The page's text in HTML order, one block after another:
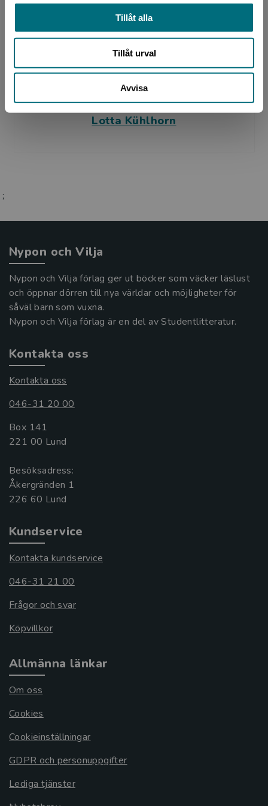
Tillåt alla
Tillåt urval
Avvisa
Formgivare, omslag
Lotta Kühlhorn
;
Nypon och Vilja
Nypon och Vilja förlag ger ut böcker som väcker läslust
och öppnar dörren till nya världar och möjligheter för
såväl barn som vuxna.
Nypon och Vilja förlag är en del av Studentlitteratur.
Kontakta oss
Kontakta oss
046-31 20 00
Box 141
221 00 Lund
Besöksadress:
Åkergränden 1
Kundservice
Kontakta kundservice
046-31 21 00
Frågor och svar
Köpvillkor
Allmänna länkar
Om oss
Cookies
Cookieinställningar
GDPR och personuppgifter
Lediga tjänster